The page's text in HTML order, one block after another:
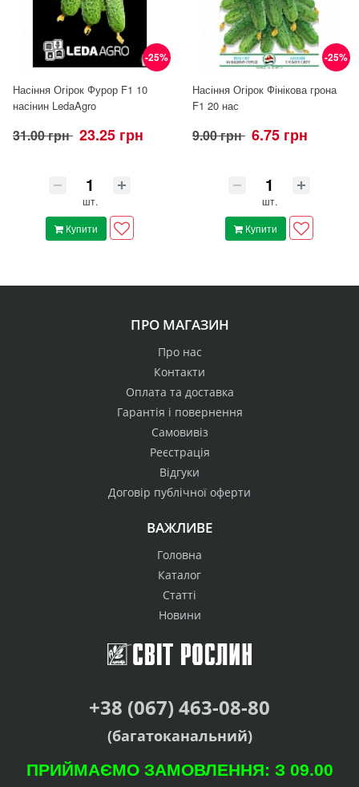
-25%
Насіння Огірок Фурор F1 10
насінин LedaAgro
31.00 грн 23.25 грн
шт.
Купити
-25%
Насіння Огірок Фінікова грона
F1 20 нас
9.00 грн 6.75 грн
шт.
Купити
ПРО МАГАЗИН
Про нас
Контакти
Оплата та доставка
Гарантія і повернення
Самовивіз
Реєстрація
Відгуки
Договір публічної оферти
ВАЖЛИВЕ
Головна
Каталог
Статті
Новини
+38 (067) 463-08-80
(багатоканальний)
ПРИЙМАЄМО ЗАМОВЛЕННЯ: З 09.00